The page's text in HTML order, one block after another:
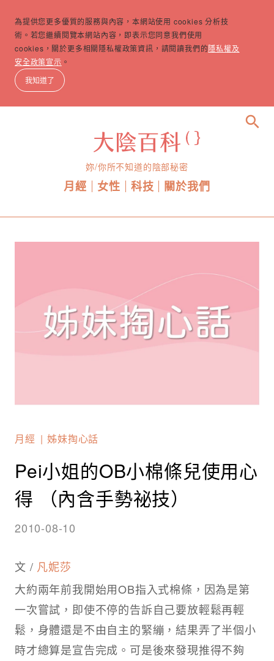
為提供您更多優質的服務與內容，本網站使用 cookies 分析技
術。若您繼續閱覽本網站內容，即表示您同意我們使用
cookies，關於更多相關隱私權政策資訊，請閱讀我們的隱私權及
安全政策宣示 。
我知道了
妳/你所不知道的陰部秘密
月經 女性 科技 關於我們
search
月經 姊妹掏心話
Pei小姐的OB小棉條兒使用心
得 （內含手勢祕技）
2010-08-10
文 / 凡妮莎
大約兩年前我開始用OB指入式棉條，因為是第
一次嘗試，即使不停的告訴自己要放輕鬆再輕
鬆，身體還是不由自主的緊繃，結果弄了半個小
時才總算是宣告完成。可是後來發現推得不夠